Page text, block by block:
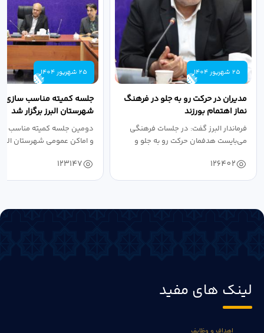
25 شهریور 1404
مدیران در حرکت رو به جلو در فرهنگ
نماز اهتمام بورزند
فرماندار البرز گفت: در جلسات فرهنگی
می‌بایست هدفمان حرکت رو به جلو و
126402
25 شهریور 1404
جلسه کمیته مناسب سازی
شهرستان البرز برگزار شد
دومین جلسه کمیته مناسب
و اماکن عمومی شهرستان
123147
لینک های مفید